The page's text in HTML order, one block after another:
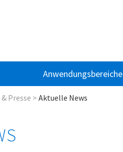
Anwendungsbereiche
Presse > Aktuelle News